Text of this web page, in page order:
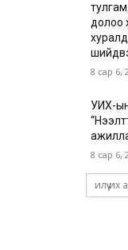
долоо
8 сар 6,
УИХ-
8 сар 6,
илүү